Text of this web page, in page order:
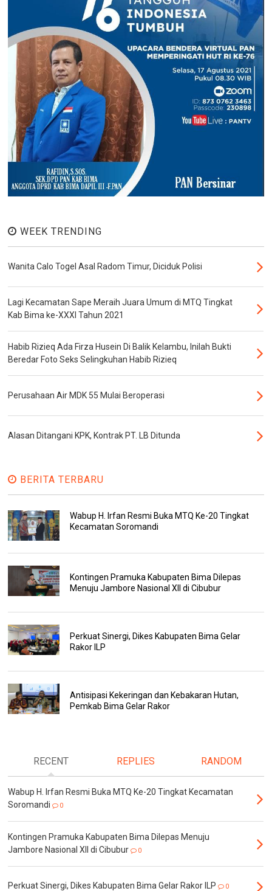
WEEK TRENDING
Wanita Calo Togel Asal Radom Timur, Diciduk Polisi
Lagi Kecamatan Sape Meraih Juara Umum di MTQ Tingkat
Kab Bima ke-XXXI Tahun 2021
Habib Rizieq Ada Firza Husein Di Balik Kelambu, Inilah Bukti
Beredar Foto Seks Selingkuhan Habib Rizieq
Perusahaan Air MDK 55 Mulai Beroperasi
Alasan Ditangani KPK, Kontrak PT. LB Ditunda
BERITA TERBARU
Wabup H. Irfan Resmi Buka MTQ Ke-20 Tingkat
Kecamatan Soromandi
Kontingen Pramuka Kabupaten Bima Dilepas
Menuju Jambore Nasional XII di Cibubur
Perkuat Sinergi, Dikes Kabupaten Bima Gelar
Rakor ILP
Antisipasi Kekeringan dan Kebakaran Hutan,
Pemkab Bima Gelar Rakor
RECENT REPLIES RANDOM
Wabup H. Irfan Resmi Buka MTQ Ke-20 Tingkat Kecamatan
Soromandi
0
Kontingen Pramuka Kabupaten Bima Dilepas Menuju
Jambore Nasional XII di Cibubur
0
Perkuat Sinergi, Dikes Kabupaten Bima Gelar Rakor ILP 0